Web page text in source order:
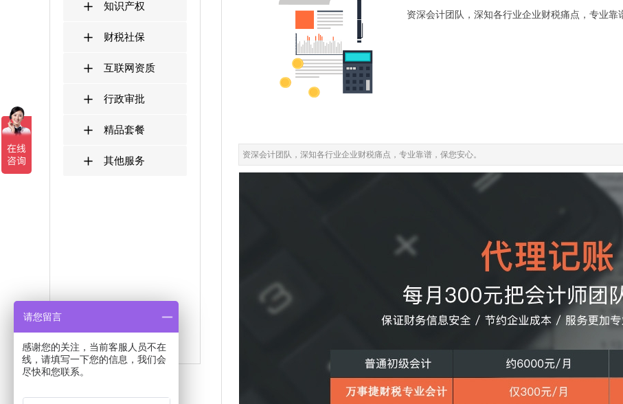
资深会计团队，深知各行业企业财税痛点，专业靠
资深会计团队，深知各行业企业财税痛点，专业靠谱，保您安心。
知识产权
财税社保
互联网资质
行政审批
精品套餐
其他服务
请您留言
感谢您的关注，当前客服人员不在
线，请填写一下您的信息，我们会
尽快和您联系。